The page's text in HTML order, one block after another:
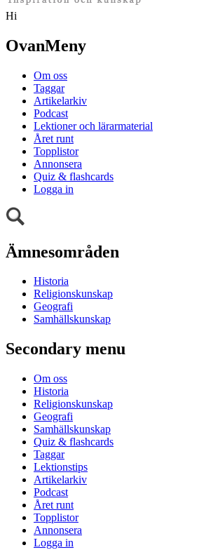
Hi
OvanMeny
Om oss
Taggar
Artikelarkiv
Podcast
Lektioner och lärarmaterial
Året runt
Topplistor
Annonsera
Quiz & flashcards
Logga in
Ämnesområden
Historia
Religionskunskap
Geografi
Samhällskunskap
Secondary menu
Om oss
Historia
Religionskunskap
Geografi
Samhällskunskap
Quiz & flashcards
Taggar
Lektionstips
Artikelarkiv
Podcast
Året runt
Topplistor
Annonsera
Logga in